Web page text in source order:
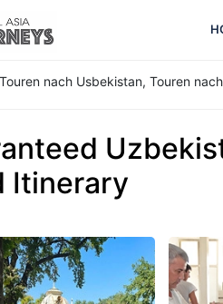
Touren nach Usbekistan, Touren
Itinerary